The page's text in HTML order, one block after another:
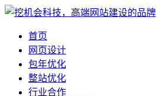
首页
网页设计
包年优化
整站优化
行业合作